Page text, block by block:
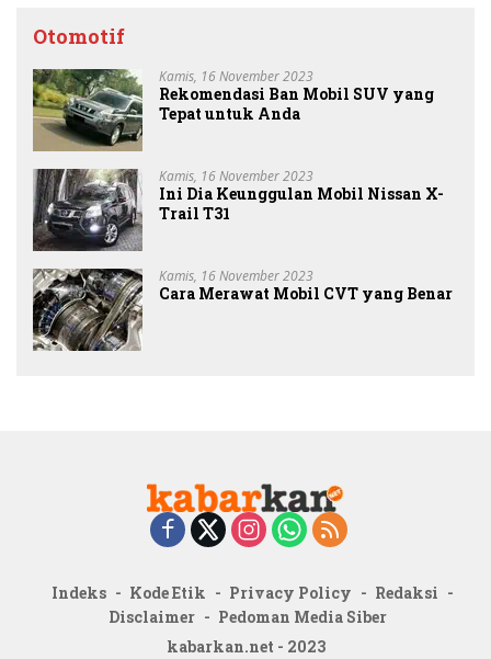
Otomotif
Kamis, 16 November 2023
Rekomendasi Ban Mobil SUV yang
Tepat untuk Anda
Kamis, 16 November 2023
Ini Dia Keunggulan Mobil Nissan X-
Trail T31
Kamis, 16 November 2023
Cara Merawat Mobil CVT yang Benar
Indeks Kode Etik Privacy Policy
Redaksi
Disclaimer
Pedoman Media Siber
kabarkan.net - 2023